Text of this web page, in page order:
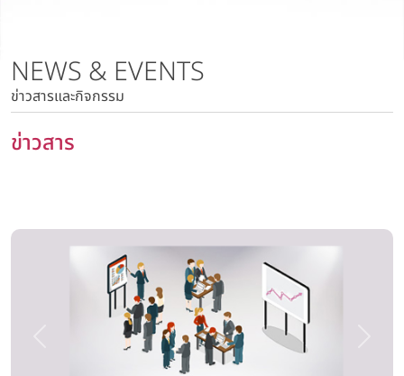
นโยบายด้านสิทธิมนุษยชน
นโยบายความเป็นส่วนตัว
นโยบายความมั่นคงปลอดภัยของข้อมูลและระบบ
คอมพิวเตอร์
NEWS & EVENTS
ข่าวสารและกิจกรรม
ข่าวสาร